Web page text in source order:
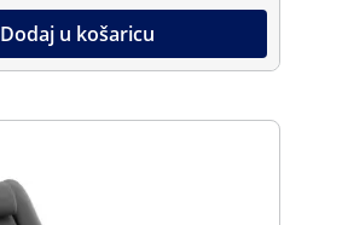
Dodaj u košaricu